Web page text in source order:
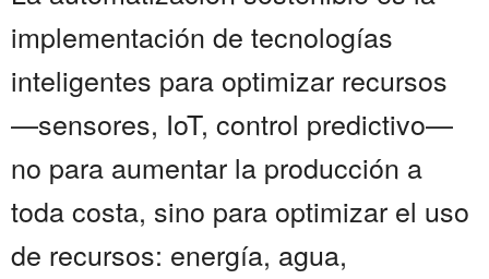
implementación de tecnologías
inteligentes para optimizar recursos
—sensores, IoT, control predictivo—
no para aumentar la producción a
toda costa, sino para optimizar el uso
de recursos: energía, agua,